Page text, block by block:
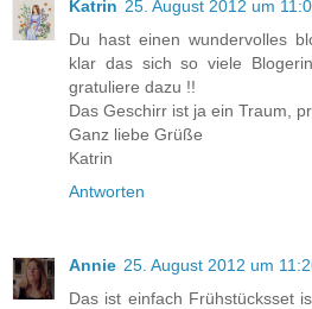
Katrin 25. August 2012 um
Du hast einen wundervolles
klar das sich so viele
gratuliere dazu !!
Das Geschirr ist ja ein Traum,
Ganz liebe Grüße
Katrin
Antworten
Annie 25. August 2012 um
Das ist einfach Frühstücksset